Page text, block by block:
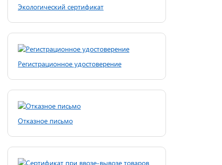
Экологический сертификат
Регистрационное удостоверение
Отказное письмо